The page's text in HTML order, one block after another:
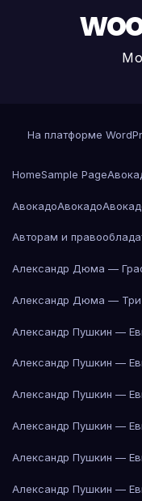
На платформе
HomeSample Page
АвокадоАвокадо
Авторам и
Александр Дюма —
Александр Дюма — Три
Александр Пушкин —
Александр Пушкин —
Александр Пушкин —
Александр Пушкин —
Александр Пушкин —
Александр Пушкин —